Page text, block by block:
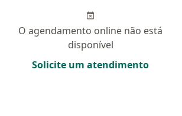
O agendamento online não está
disponível
Solicite um atendimento